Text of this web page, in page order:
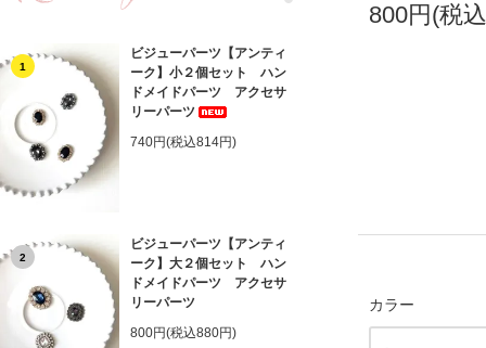
1
ビジューパーツ【アンティ
ーク】小２個セット ハン
ドメイドパーツ アクセサ
リーパーツ
740円(税込814円)
2
ビジューパーツ【アンティ
ーク】大２個セット ハン
ドメイドパーツ アクセサ
リーパーツ
800円(税込880円)
800円(税
カラー